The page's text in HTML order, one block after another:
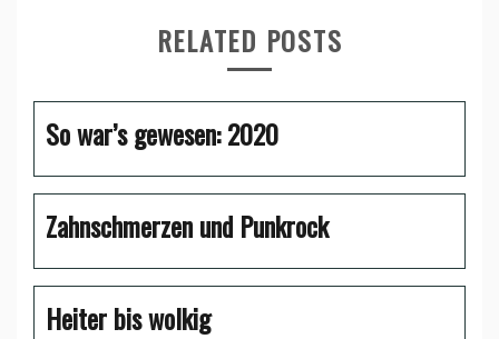
RELATED POSTS
So war’s gewesen: 2020
Zahnschmerzen und Punkrock
Heiter bis wolkig